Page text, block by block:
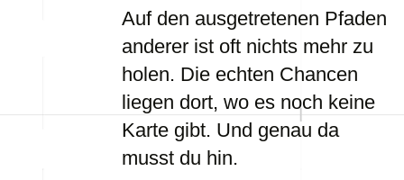
Auf den ausgetretenen Pfaden
anderer ist oft nichts mehr zu
holen. Die echten Chancen
liegen dort, wo es noch keine
Karte gibt. Und genau da
musst du hin.